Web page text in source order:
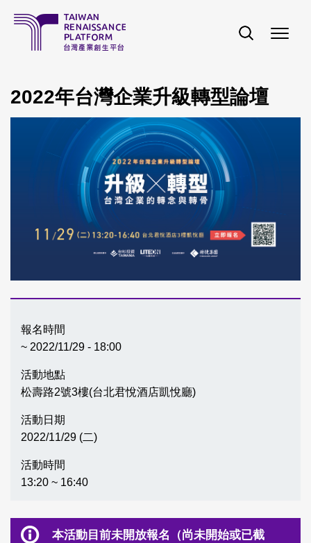
2022年台灣企業升級轉型論壇
報名時間
~ 2022/11/29 - 18:00
活動地點
松壽路2號3樓(台北君悅酒店凱悅廳)
活動日期
2022/11/29 (二)
活動時間
13:20 ~ 16:40
本活動目前未開放報名（尚未開始或已截